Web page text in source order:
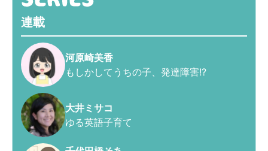
連載
河原崎美香
もしかしてうちの子、発達障害!?
大井ミサコ
ゆる英語子育て